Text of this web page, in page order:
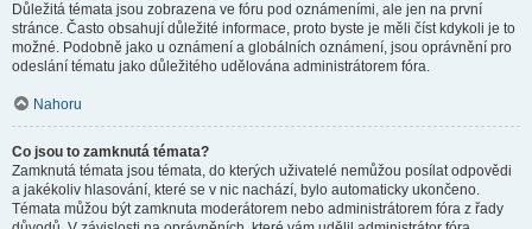
Důležitá témata jsou zobrazena ve fóru pod oznámeními, ale jen na první
stránce. Často obsahují důležité informace, proto byste je měli číst kdykoli je to
možné. Podobně jako u oznámení a globálních oznámení, jsou oprávnění pro
odeslání tématu jako důležitého udělována administrátorem fóra.
Nahoru
Co jsou to zamknutá témata?
Zamknutá témata jsou témata, do kterých uživatelé nemůžou posílat odpovědi
a jakékoliv hlasování, které se v nic nachází, bylo automaticky ukončeno.
Témata můžou být zamknuta moderátorem nebo administrátorem fóra z řady